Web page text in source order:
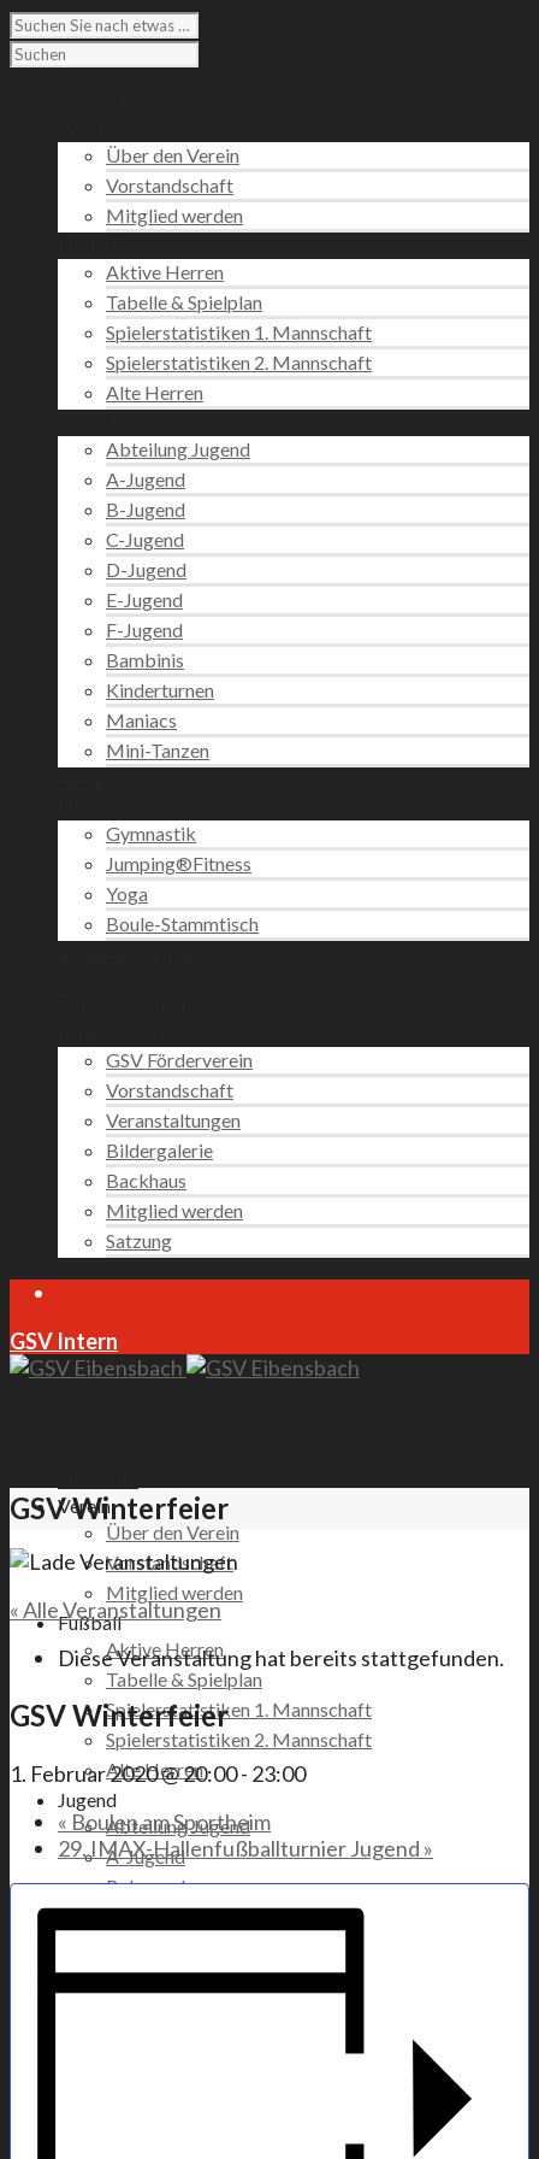
Über den Verein
Vorstandschaft
Mitglied werden
Aktive Herren
Tabelle & Spielplan
Spielerstatistiken 1. Mannschaft
Spielerstatistiken 2. Mannschaft
Alte Herren
Abteilung Jugend
A-Jugend
B-Jugend
C-Jugend
D-Jugend
E-Jugend
F-Jugend
Bambinis
Kinderturnen
Maniacs
Mini-Tanzen
Gymnastik
Jumping®Fitness
Yoga
Boule-Stammtisch
GSV Förderverein
Vorstandschaft
Veranstaltungen
Bildergalerie
Backhaus
Mitglied werden
Satzung
GSV Intern
Verein
Über den Verein
Vorstandschaft
Mitglied werden
Fußball
Aktive Herren
Tabelle & Spielplan
Spielerstatistiken 1. Mannschaft
Spielerstatistiken 2. Mannschaft
Alte Herren
Jugend
Abteilung Jugend
A-Jugend
B-Jugend
C-Jugend
E-Jugend
GSV Winterfeier
« Alle Veranstaltungen
Diese Veranstaltung hat bereits stattgefunden.
GSV Winterfeier
1. Februar 2020 @ 20:00- 23:00
« Boulen am Sportheim
29. IMAX-Hallenfußballturnier Jugend »